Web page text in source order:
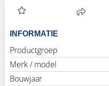
INFORMATIE
Productgroep
Merk / model
Bouwjaar